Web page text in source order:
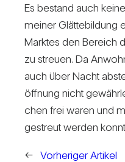
Es bestand auch
meiner Glät­te­bil­dung
Marktes den Bereich
zu streuen. Da
auch über Nacht
öff­nung nicht
chen frei waren und
gestreut werden
← Vorheriger Artikel